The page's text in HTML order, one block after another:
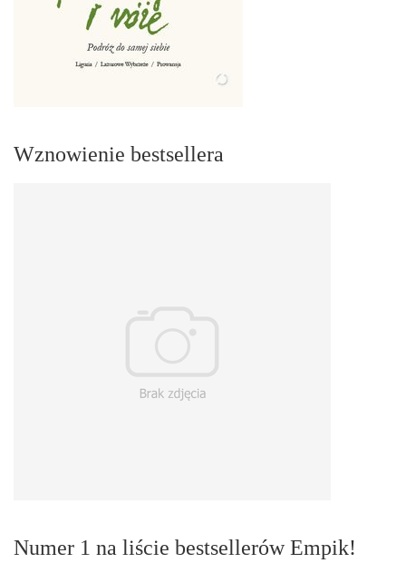
Wznowienie bestsellera
Numer 1 na liście bestsellerów Empik!